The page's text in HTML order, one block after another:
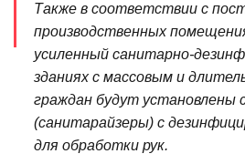
Также в соответствии с
производственных
усиленный санитарно-
зданиях с массовым и
граждан будут установлены
(санитарайзеры) с
для обработки рук.